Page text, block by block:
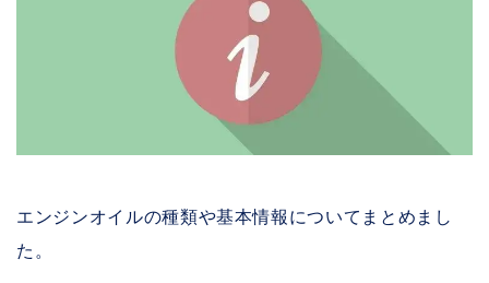
エンジンオイルの種類や基本情報についてまとめまし
た。